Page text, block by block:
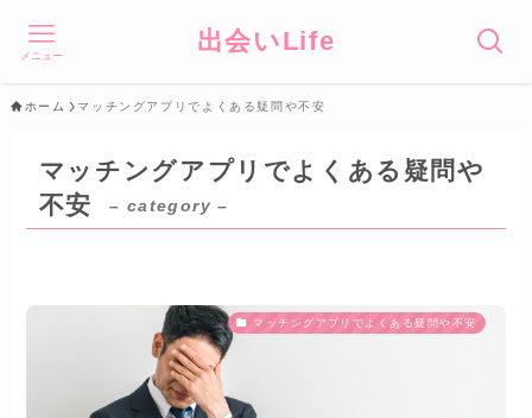
出会いLife
メニュー
ホーム マッチングアプリでよくある疑問や不安
マッチングアプリでよくある疑問や
不安
– category –
マッチングアプリでよくある疑問や不安